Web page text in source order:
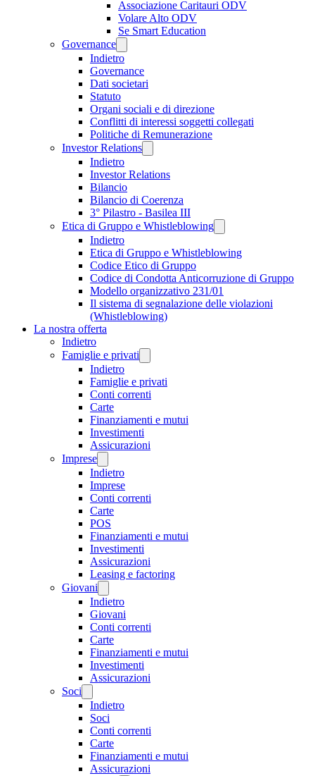
Associazione Caritauri ODV
Volare Alto ODV
Se Smart Education
Governance
Indietro
Governance
Dati societari
Statuto
Organi sociali e di direzione
Conflitti di interessi soggetti collegati
Politiche di Remunerazione
Investor Relations
Indietro
Investor Relations
Bilancio
Bilancio di Coerenza
3° Pilastro - Basilea III
Etica di Gruppo e Whistleblowing
Indietro
Etica di Gruppo e Whistleblowing
Codice Etico di Gruppo
Codice di Condotta Anticorruzione di Gruppo
Modello organizzativo 231/01
Il sistema di segnalazione delle violazioni
(Whistleblowing)
La nostra offerta
Indietro
Famiglie e privati
Indietro
Famiglie e privati
Conti correnti
Carte
Finanziamenti e mutui
Investimenti
Assicurazioni
Imprese
Indietro
Imprese
Conti correnti
Carte
POS
Finanziamenti e mutui
Investimenti
Assicurazioni
Leasing e factoring
Giovani
Indietro
Giovani
Conti correnti
Carte
Finanziamenti e mutui
Investimenti
Assicurazioni
Soci
Indietro
Soci
Conti correnti
Carte
Finanziamenti e mutui
Assicurazioni